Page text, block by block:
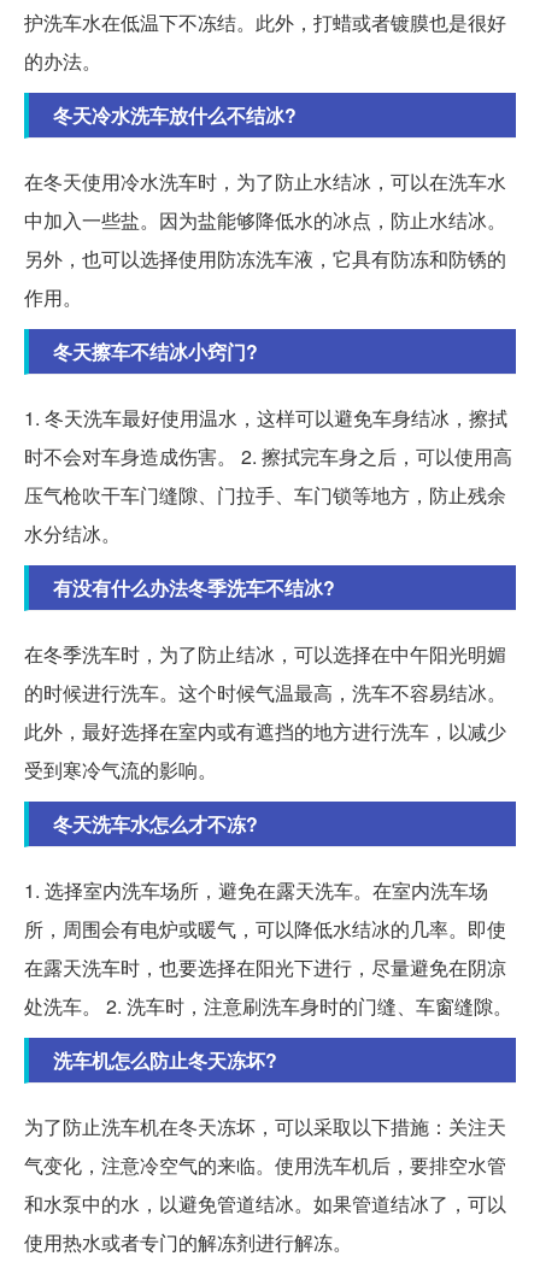
护洗车水在低温下不冻结。此外，打蜡或者镀膜也是很好
的办法。
冬天冷水洗车放什么不结冰?
在冬天使用冷水洗车时，为了防止水结冰，可以在洗车水
中加入一些盐。因为盐能够降低水的冰点，防止水结冰。
另外，也可以选择使用防冻洗车液，它具有防冻和防锈的
作用。
冬天擦车不结冰小窍门?
1. 冬天洗车最好使用温水，这样可以避免车身结冰，擦拭
时不会对车身造成伤害。 2. 擦拭完车身之后，可以使用高
压气枪吹干车门缝隙、门拉手、车门锁等地方，防止残余
水分结冰。
有没有什么办法冬季洗车不结冰?
在冬季洗车时，为了防止结冰，可以选择在中午阳光明媚
的时候进行洗车。这个时候气温最高，洗车不容易结冰。
此外，最好选择在室内或有遮挡的地方进行洗车，以减少
受到寒冷气流的影响。
冬天洗车水怎么才不冻?
1. 选择室内洗车场所，避免在露天洗车。在室内洗车场
所，周围会有电炉或暖气，可以降低水结冰的几率。即使
在露天洗车时，也要选择在阳光下进行，尽量避免在阴凉
处洗车。 2. 洗车时，注意刷洗车身时的门缝、车窗缝隙。
洗车机怎么防止冬天冻坏?
为了防止洗车机在冬天冻坏，可以采取以下措施：关注天
气变化，注意冷空气的来临。使用洗车机后，要排空水管
和水泵中的水，以避免管道结冰。如果管道结冰了，可以
使用热水或者专门的解冻剂进行解冻。